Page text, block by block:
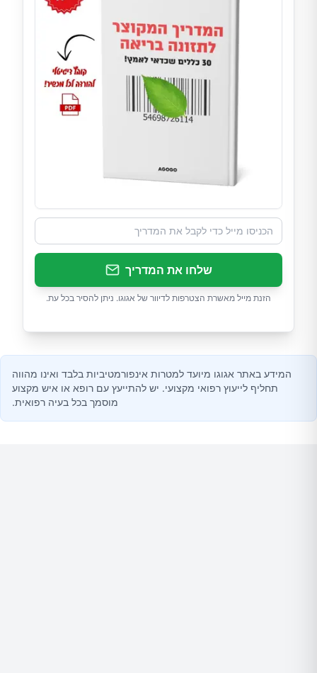
שלחו את המדריך
הזנת מייל מאשרת הצטרפות לדיוור של אגוגו. ניתן להסיר בכל עת.
המידע באתר אגוגו מיועד למטרות אינפורמטיביות בלבד ואינו מהווה
תחליף לייעוץ רפואי מקצועי. יש להתייעץ עם רופא או איש מקצוע
מוסמך בכל בעיה רפואית.